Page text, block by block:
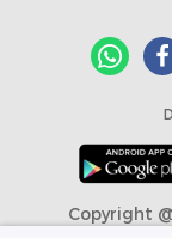
Copyright